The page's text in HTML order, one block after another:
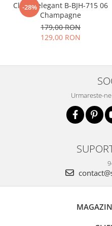
-28%
Clutch elegant B-BJH-715 06
Champagne
179,00 RON
129,00 RON
Urmareste-